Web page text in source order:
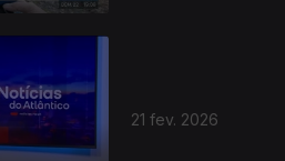
21 fev. 2026